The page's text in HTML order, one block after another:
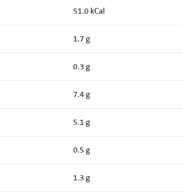
51.0 kCal
1.7 g
0.3 g
7.4 g
5.1 g
0.5 g
1.3 g